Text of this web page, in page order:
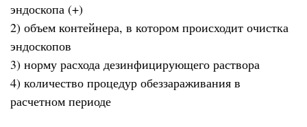
эндоскопа (+)
2) объем контейнера, в котором происходит очистка
эндоскопов
3) норму расхода дезинфицирующего раствора
4) количество процедур обеззараживания в
расчетном периоде